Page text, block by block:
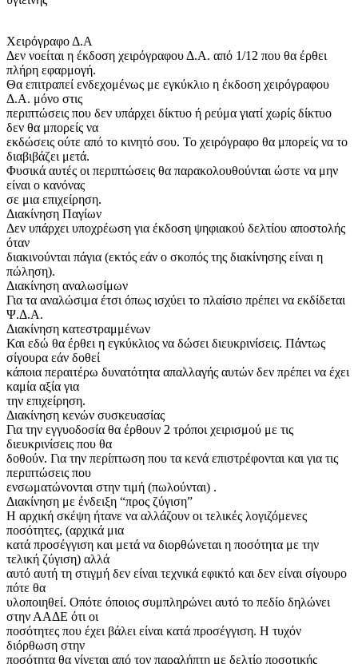
Χειρόγραφο Δ.Α
Δεν νοείται η έκδοση χειρόγραφου Δ.Α. από 1/12 που θα έρθει
πλήρη εφαρμογή.
Θα επιτραπεί ενδεχομένως με εγκύκλιο η έκδοση χειρόγραφου
Δ.Α. μόνο στις
περιπτώσεις που δεν υπάρχει δίκτυο ή ρεύμα γιατί χωρίς δίκτυο
δεν θα μπορείς να
εκδώσεις ούτε από το κινητό σου. Το χειρόγραφο θα μπορείς να το
διαβιβάζει μετά.
Φυσικά αυτές οι περιπτώσεις θα παρακολουθούνται ώστε να μην
είναι ο κανόνας
σε μια επιχείρηση.
Διακίνηση Παγίων
Δεν υπάρχει υποχρέωση για έκδοση ψηφιακού δελτίου αποστολής
όταν
διακινούνται πάγια (εκτός εάν ο σκοπός της διακίνησης είναι η
πώληση).
Διακίνηση αναλωσίμων
Για τα αναλώσιμα έτσι όπως ισχύει το πλαίσιο πρέπει να εκδίδεται
Ψ.Δ.Α.
Διακίνηση κατεστραμμένων
Και εδώ θα έρθει η εγκύκλιος να δώσει διευκρινίσεις. Πάντως
σίγουρα εάν δοθεί
κάποια περαιτέρω δυνατότητα απαλλαγής αυτών δεν πρέπει να έχει
καμία αξία για
την επιχείρηση.
Διακίνηση κενών συσκευασίας
Για την εγγυοδοσία θα έρθουν 2 τρόποι χειρισμού με τις
διευκρινίσεις που θα
δοθούν. Για την περίπτωση που τα κενά επιστρέφονται και για τις
περιπτώσεις που
ενσωματώνονται στην τιμή (πωλούνται) .
Διακίνηση με ένδειξη “προς ζύγιση”
Η αρχική σκέψη ήτανε να αλλάζουν οι τελικές λογιζόμενες
ποσότητες, (αρχικά μια
κατά προσέγγιση και μετά να διορθώνεται η ποσότητα με την
τελική ζύγιση) αλλά
αυτό αυτή τη στιγμή δεν είναι τεχνικά εφικτό και δεν είναι σίγουρο
πότε θα
υλοποιηθεί. Οπότε όποιος συμπληρώνει αυτό το πεδίο δηλώνει
στην ΑΑΔΕ ότι οι
ποσότητες που έχει βάλει είναι κατά προσέγγιση. Η τυχόν
διόρθωση στην
ποσότητα θα γίνεται από τον παραλήπτη με δελτίο ποσοτικής